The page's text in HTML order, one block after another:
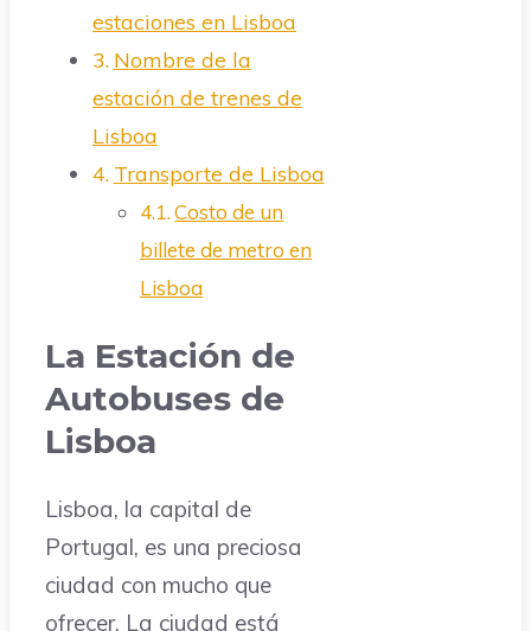
estaciones en Lisboa
Nombre de la
estación de trenes de
Lisboa
Transporte de Lisboa
Costo de un
billete de metro en
Lisboa
La Estación de
Autobuses de
Lisboa
Lisboa, la capital de
Portugal, es una preciosa
ciudad con mucho que
ofrecer. La ciudad está